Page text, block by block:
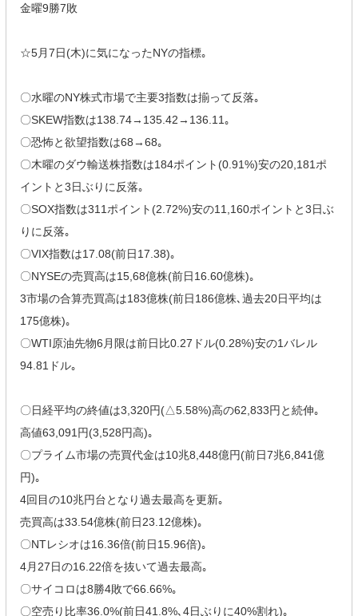
金曜9勝7敗
☆5月7日(木)に気になったNYの指標｡
〇水曜のNY株式市場で主要3指数は揃って反落｡
〇SKEW指数は138.74→135.42→136.11｡
〇恐怖と欲望指数は68→68｡
〇木曜のダウ輸送株指数は184ポイント(0.91%)安の20,181ポ
イントと3日ぶりに反落｡
〇SOX指数は311ポイント(2.72%)安の11,160ポイントと3日ぶ
りに反落｡
〇VIX指数は17.08(前日17.38)｡
〇NYSEの売買高は15,68億株(前日16.60億株)｡
3市場の合算売買高は183億株(前日186億株､過去20日平均は
175億株)｡
〇WTI原油先物6月限は前日比0.27ドル(0.28%)安の1バレル
94.81ドル｡
〇日経平均の終値は3,320円(△5.58%)高の62,833円と続伸｡
高値63,091円(3,528円高)｡
〇プライム市場の売買代金は10兆8,448億円(前日7兆6,841億
円)｡
4回目の10兆円台となり過去最高を更新｡
売買高は33.54億株(前日23.12億株)｡
〇NTレシオは16.36倍(前日15.96倍)｡
4月27日の16.22倍を抜いて過去最高｡
〇サイコロは8勝4敗で66.66%｡
〇空売り比率36.0%(前日41.8%､4日ぶりに40%割れ)｡